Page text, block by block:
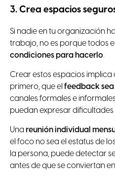
3. Crea espacios
Si nadie en tu organización
trabajo, no es porque todos
condiciones para hacerlo.
Crear estos espacios implica
primero, que el feedback
canales formales e
puedan expresar
Una reunión individual
el foco no sea el estatus de
la persona, puede detectar
antes de que se conviertan